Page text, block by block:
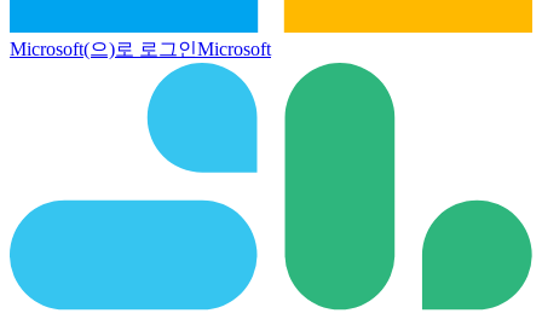
Microsoft(으)로 로그인Microsoft